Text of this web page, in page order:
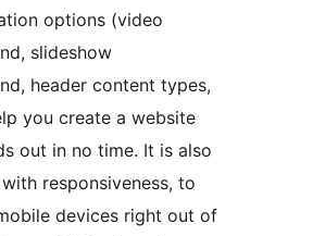
options (video
slideshow
header content types,
you create a website
out in no time. It is also
responsiveness, to
devices right out of